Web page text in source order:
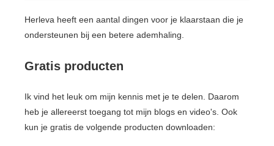
Herleva heeft een aantal dingen voor je klaarstaan die je
ondersteunen bij een betere ademhaling.
Gratis producten
Ik vind het leuk om mijn kennis met je te delen. Daarom
heb je allereerst toegang tot mijn blogs en video's. Ook
kun je gratis de volgende producten downloaden: